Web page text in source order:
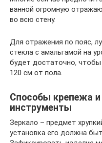
ванной огромную
во всю стену.
Для отражения по пояс,
стекла с амальгамой на
будет достаточно,
120 см от пола.
Способы крепежа
инструменты
Зеркало – предмет
установка его должна